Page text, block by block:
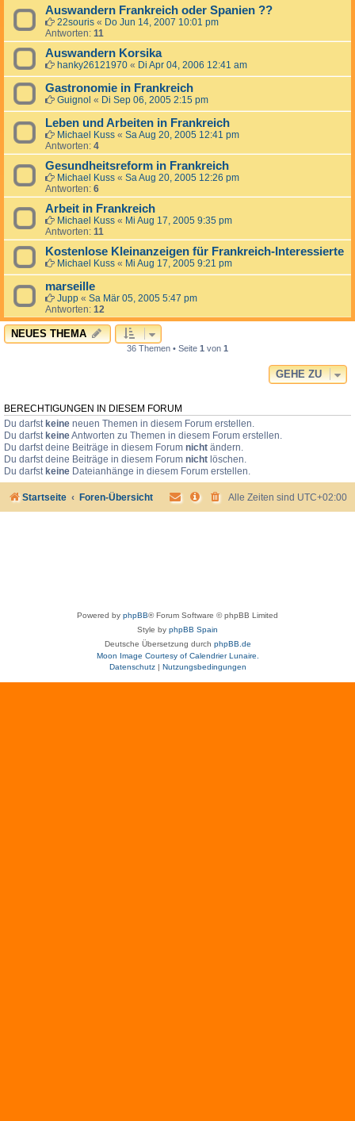
Auswandern Frankreich oder Spanien ??
22souris « Do Jun 14, 2007 10:01 pm
Antworten: 11
Auswandern Korsika
hanky26121970 « Di Apr 04, 2006 12:41 am
Gastronomie in Frankreich
Guignol « Di Sep 06, 2005 2:15 pm
Leben und Arbeiten in Frankreich
Michael Kuss « Sa Aug 20, 2005 12:41 pm
Antworten: 4
Gesundheitsreform in Frankreich
Michael Kuss « Sa Aug 20, 2005 12:26 pm
Antworten: 6
Arbeit in Frankreich
Michael Kuss « Mi Aug 17, 2005 9:35 pm
Antworten: 11
Kostenlose Kleinanzeigen für Frankreich-Interessierte
Michael Kuss « Mi Aug 17, 2005 9:21 pm
marseille
Jupp « Sa Mär 05, 2005 5:47 pm
Antworten: 12
NEUES THEMA
36 Themen • Seite 1 von 1
GEHE ZU
BERECHTIGUNGEN IN DIESEM FORUM
Du darfst keine neuen Themen in diesem Forum erstellen.
Du darfst keineAntworten zu Themen in diesem Forum erstellen.
Du darfst deine Beiträge in diesem Forum nicht ändern.
Du darfst deine Beiträge in diesem Forum nicht löschen.
Du darfst keine Dateianhänge in diesem Forum erstellen.
Startseite Foren-Übersicht Alle Zeiten sind UTC+02:00
Powered by phpBB® Forum Software © phpBB Limited
Style by phpBB Spain
Deutsche Übersetzung durch phpBB.de
Moon Image Courtesy of Calendrier Lunaire.
Datenschutz| Nutzungsbedingungen